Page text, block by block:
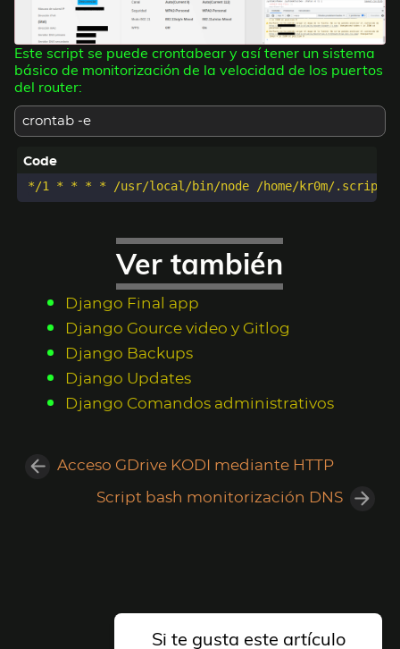
Este script se puede crontabear y así tener un sistema
básico de monitorización de la velocidad de los puertos
del router:
crontab -e
Ver también
Django Final app
Django Gource video y Gitlog
Django Backups
Django Updates
Django Comandos administrativos
Acceso GDrive KODI mediante HTTP
Script bash monitorización DNS
Si te gusta este artículo